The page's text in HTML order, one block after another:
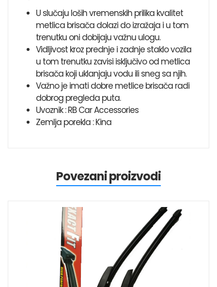
U slučaju loših vremenskih prilika kvalitet
metlica brisača dolazi do izražaja i u tom
trenutku oni dobijaju važnu ulogu.
Vidljivost kroz prednje i zadnje staklo vozila
u tom trenutku zavisi isključivo od metlica
brisača koji uklanjaju vodu ili sneg sa njih.
Važno je imati dobre metlice brisača radi
dobrog pregleda puta.
Uvoznik : RB Car Accessories
Zemlja porekla : Kina
Povezani proizvodi